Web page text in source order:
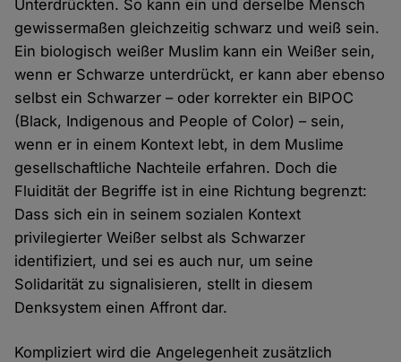
Unterdrückten. So kann ein und derselbe Mensch
gewissermaßen gleichzeitig schwarz und weiß sein.
Ein biologisch weißer Muslim kann ein Weißer sein,
wenn er Schwarze unterdrückt, er kann aber ebenso
selbst ein Schwarzer – oder korrekter ein BIPOC
(Black, Indigenous and People of Color) – sein,
wenn er in einem Kontext lebt, in dem Muslime
gesellschaftliche Nachteile erfahren. Doch die
Fluidität der Begriffe ist in eine Richtung begrenzt:
Dass sich ein in seinem sozialen Kontext
privilegierter Weißer selbst als Schwarzer
identifiziert, und sei es auch nur, um seine
Solidarität zu signalisieren, stellt in diesem
Denksystem einen Affront dar.
Kompliziert wird die Angelegenheit zusätzlich